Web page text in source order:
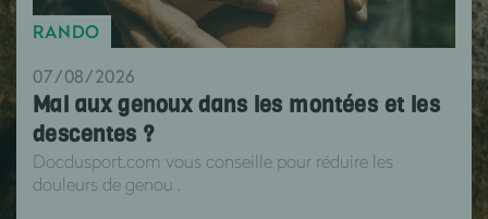
RANDO
07/08/2026
Mal aux genoux dans les montées et les
descentes ?
Docdusport.com vous conseille pour réduire les
douleurs de genou .